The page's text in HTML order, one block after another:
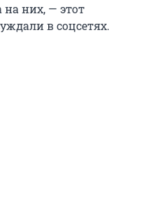
них, — этот
в соцсетях.